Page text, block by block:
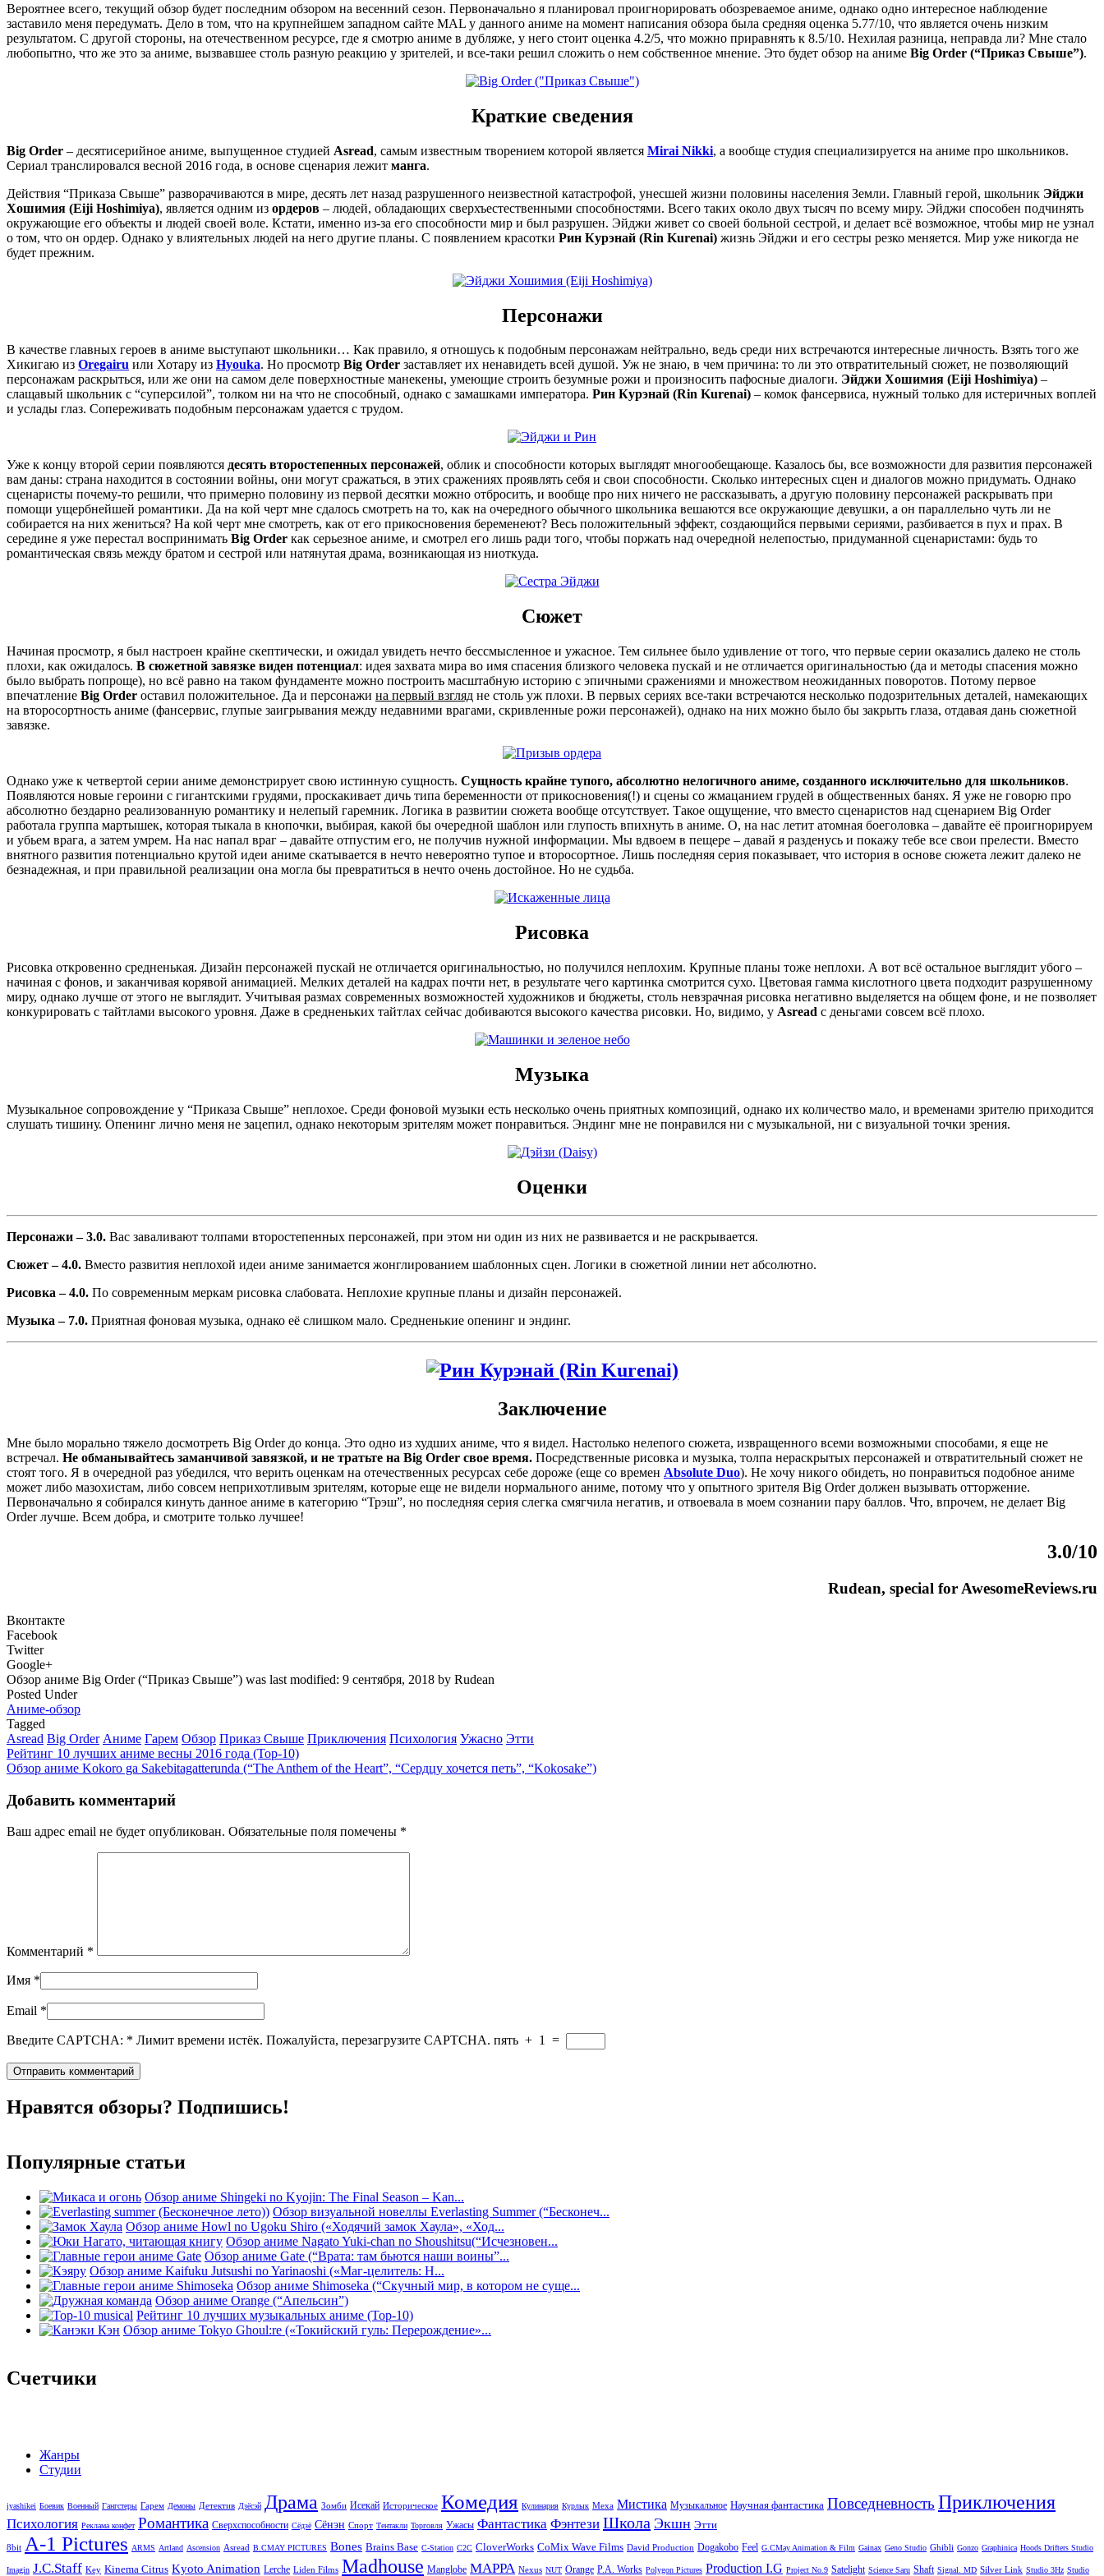
Вероятнее всего, текущий обзор будет последним обзором на весенний сезон. Первоначально я планировал проигнорировать обозреваемое аниме, однако одно интересное наблюдение
заставило меня передумать. Дело в том, что на крупнейшем западном сайте MAL у данного аниме на момент написания обзора была средняя оценка 5.77/10, что является очень низким
результатом. С другой стороны, на отечественном ресурсе, где я смотрю аниме в дубляже, у него стоит оценка 4.2/5, что можно приравнять к 8.5/10. Нехилая разница, неправда ли? Мне стало
любопытно, что же это за аниме, вызвавшее столь разную реакцию у зрителей, и все-таки решил сложить о нем собственное мнение. Это будет обзор на аниме Big Order (“Приказ Свыше”).
Краткие сведения
Big Order – десятисерийное аниме, выпущенное студией Asread, самым известным творением которой является Mirai Nikki, а вообще студия специализируется на аниме про школьников.
Сериал транслировался весной 2016 года, в основе сценария лежит манга.
Действия “Приказа Свыше” разворачиваются в мире, десять лет назад разрушенного неизвестной катастрофой, унесшей жизни половины населения Земли. Главный герой, школьник Эйджи
Хошимия (Eiji Hoshimiya), является одним из ордеров – людей, обладающих сверхъестественными способностями. Всего таких около двух тысяч по всему миру. Эйджи способен подчинять
окружающие его объекты и людей своей воле. Кстати, именно из-за его способности мир и был разрушен. Эйджи живет со своей больной сестрой, и делает всё возможное, чтобы мир не узнал
о том, что он ордер. Однако у влиятельных людей на него другие планы. С появлением красотки Рин Курэнай (Rin Kurenai) жизнь Эйджи и его сестры резко меняется. Мир уже никогда не
будет прежним.
Персонажи
В качестве главных героев в аниме выступают школьники… Как правило, я отношусь к подобным персонажам нейтрально, ведь среди них встречаются интересные личность. Взять того же
Хикигаю из Oregairu или Хотару из Hyouka. Но просмотр Big Order заставляет их ненавидеть всей душой. Уж не знаю, в чем причина: то ли это отвратительный сюжет, не позволяющий
персонажам раскрыться, или же они на самом деле поверхностные манекены, умеющие строить безумные рожи и произносить пафосные диалоги. Эйджи Хошимия (Eiji Hoshimiya) –
слащавый школьник с “суперсилой”, толком ни на что не способный, однако с замашками императора. Рин Курэнай (Rin Kurenai) – комок фансервиса, нужный только для истеричных воплей
и услады глаз. Сопереживать подобным персонажам удается с трудом.
Уже к концу второй серии появляются десять второстепенных персонажей, облик и способности которых выглядят многообещающе. Казалось бы, все возможности для развития персонажей
вам даны: страна находится в состоянии войны, они могут сражаться, в этих сражениях проявлять себя и свои способности. Сколько интересных сцен и диалогов можно придумать. Однако
сценаристы почему-то решили, что примерно половину из первой десятки можно отбросить, и вообще про них ничего не рассказывать, а другую половину персонажей раскрывать при
помощи ущербнейшей романтики. Да на кой черт мне сдалось смотреть на то, как на очередного обычного школьника вешаются все окружающие девушки, а он параллельно чуть ли не
собирается на них жениться? На кой черт мне смотреть, как от его прикосновения беременеют? Весь положительный эффект, создающийся первыми сериями, разбивается в пух и прах. В
середине я уже перестал воспринимать Big Order как серьезное аниме, и смотрел его лишь ради того, чтобы поржать над очередной нелепостью, придуманной сценаристами: будь то
романтическая связь между братом и сестрой или натянутая драма, возникающая из ниоткуда.
Сюжет
Начиная просмотр, я был настроен крайне скептически, и ожидал увидеть нечто бессмысленное и ужасное. Тем сильнее было удивление от того, что первые серии оказались далеко не столь
плохи, как ожидалось. В сюжетной завязке виден потенциал: идея захвата мира во имя спасения близкого человека пускай и не отличается оригинальностью (да и методы спасения можно
было выбрать попроще), но всё равно на таком фундаменте можно построить масштабную историю с эпичными сражениями и множеством неожиданных поворотов. Потому первое
впечатление Big Order оставил положительное. Да и персонажи на первый взгляд не столь уж плохи. В первых сериях все-таки встречаются несколько подозрительных деталей, намекающих
на второсортность аниме (фансервис, глупые заигрывания между недавними врагами, скривленные рожи персонажей), однако на них можно было бы закрыть глаза, отдавая дань сюжетной
завязке.
Однако уже к четвертой серии аниме демонстрирует свою истинную сущность. Сущность крайне тупого, абсолютно нелогичного аниме, созданного исключительно для школьников.
Появляются новые героини с гигантскими грудями, проскакивает дичь типа беременности от прикосновения(!) и сцены со жмацанием грудей в общественных банях. Я уже не говорю про
абсолютно бездарно реализованную романтику и нелепый гаремник. Логика в развитии сюжета вообще отсутствует. Такое ощущение, что вместо сценаристов над сценарием Big Order
работала группа мартышек, которая тыкала в кнопочки, выбирая, какой бы очередной шаблон или глупость впихнуть в аниме. О, на нас летит атомная боеголовка – давайте её проигнорируем
и убьем врага, а затем умрем. На нас напал враг – давайте отпустим его, не получив нужной информации. Мы вдвоем в пещере – давай я разденусь и покажу тебе все свои прелести. Вместо
внятного развития потенциально крутой идеи аниме скатывается в нечто невероятно тупое и второсортное. Лишь последняя серия показывает, что история в основе сюжета лежит далеко не
безнадежная, и при правильной реализации она могла бы превратиться в нечто очень достойное. Но не судьба.
Рисовка
Рисовка откровенно средненькая. Дизайн персонажей пускай не отличается оригинальностью, но получился неплохим. Крупные планы тоже неплохи. А вот всё остальное выглядит убого –
начиная с фонов, и заканчивая корявой анимацией. Мелких деталей на кадрах почти нет, в результате чего картинка смотрится сухо. Цветовая гамма кислотного цвета подходит разрушенному
миру, однако лучше от этого не выглядит. Учитывая размах современных возможностей художников и бюджеты, столь невзрачная рисовка негативно выделяется на общем фоне, и не позволяет
конкурировать с тайтлами высокого уровня. Даже в средненьких тайтлах сейчас добиваются высокого качества рисовки. Но, видимо, у Asread с деньгами совсем всё плохо.
Музыка
Музыкальное сопровождение у “Приказа Свыше” неплохое. Среди фоновой музыки есть несколько очень приятных композиций, однако их количество мало, и временами зрителю приходится
слушать тишину. Опенинг лично меня не зацепил, однако некоторым зрителям может понравиться. Эндинг мне не понравился ни с музыкальной, ни с визуальной точки зрения.
Оценки
Персонажи – 3.0. Вас заваливают толпами второстепенных персонажей, при этом ни один из них не развивается и не раскрывается.
Сюжет – 4.0. Вместо развития неплохой идеи аниме занимается жонглированием шаблонных сцен. Логики в сюжетной линии нет абсолютно.
Рисовка – 4.0. По современным меркам рисовка слабовата. Неплохие крупные планы и дизайн персонажей.
Музыка – 7.0. Приятная фоновая музыка, однако её слишком мало. Средненькие опенинг и эндинг.
Заключение
Мне было морально тяжело досмотреть Big Order до конца. Это одно из худших аниме, что я видел. Настолько нелепого сюжета, извращенного всеми возможными способами, я еще не
встречал. Не обманывайтесь заманчивой завязкой, и не тратьте на Big Order свое время. Посредственные рисовка и музыка, толпа нераскрытых персонажей и отвратительный сюжет не
стоят того. Я в очередной раз убедился, что верить оценкам на отечественных ресурсах себе дороже (еще со времен Absolute Duo). Не хочу никого обидеть, но понравиться подобное аниме
может либо мазохистам, либо совсем неприхотливым зрителям, которые еще не видели нормального аниме, потому что у опытного зрителя Big Order должен вызывать отторжение.
Первоначально я собирался кинуть данное аниме в категорию “Трэш”, но последняя серия слегка смягчила негатив, и отвоевала в моем сознании пару баллов. Что, впрочем, не делает Big
Order лучше. Всем добра, и смотрите только лучшее!
3.0/10
Rudean, special forAwesomeReviews.ru
Вконтакте
Facebook
Twitter
Google+
Обзор аниме Big Order (“Приказ Свыше”) was last modified: 9 сентября, 2018 by Rudean
Posted Under
Аниме-обзор
Tagged
Asread Big Order Аниме Гарем Обзор Приказ Свыше Приключения Психология Ужасно Этти
Post
navigation
Рейтинг 10 лучших аниме весны 2016 года (Top-10)
Обзор аниме Kokoro ga Sakebitagatterunda (“The Anthem of the Heart”, “Сердцу хочется петь”, “Kokosake”)
Добавить комментарий
Ваш адрес email не будет опубликован. Обязательные поля помечены *
Комментарий *
Имя *
Email *
Введите CAPTCHA: * Лимит времени истёк. Пожалуйста, перезагрузите CAPTCHA. пять + 1 =
Нравятся обзоры? Подпишись!
Популярные статьи
Обзор аниме Shingeki no Kyojin: The Final Season – Kan...
Обзор визуальной новеллы Everlasting Summer (“Бесконеч...
Обзор аниме Howl no Ugoku Shiro («Ходячий замок Хаула», «Ход...
Обзор аниме Nagato Yuki-chan no Shoushitsu(“Исчезновен...
Обзор аниме Gate (“Врата: там бьются наши воины”...
Обзор аниме Kaifuku Jutsushi no Yarinaoshi («Маг-целитель: Н...
Обзор аниме Shimoseka (“Скучный мир, в котором не суще...
Обзор аниме Orange (“Апельсин”)
Рейтинг 10 лучших музыкальных аниме (Top-10)
Обзор аниме Tokyo Ghoul:re («Токийский гуль: Перерождение»...
Счетчики
Жанры
Студии
iyashikei Боевик Военный Гангстеры Гарем Демоны Детектив Дзёсэй Драма Зомби Исекай Историческое Комедия Кулинария Курлык Меха Мистика Музыкальное Научная фантастика Повседневность Приключения
Психология Реклама конфет Романтика Сверхспособности Сёдзё Сёнэн Спорт Тентакли Торговля Ужасы Фантастика Фэнтези Школа Экшн Этти
8bit A-1 Pictures ARMS Artland Ascension Asread B.CMAY PICTURES Bones Brains Base C-Station C2C CloverWorks CoMix Wave Films David Production Dogakobo Feel G.CMay Animation & Film Gainax Geno Studio Ghibli Gonzo Graphinica Hoods Drifters Studio
Imagin J.C.Staff Key Kinema Citrus Kyoto Animation Lerche Liden Films Madhouse Manglobe MAPPA Nexus NUT Orange P.A. Works Polygon Pictures Production I.G Project No.9 Satelight Science Saru Shaft Signal. MD Silver Link Studio 3Hz Studio